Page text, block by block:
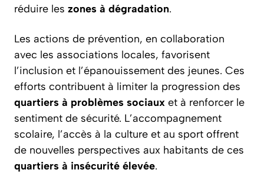
réduire les zones à dégradation.
Les actions de prévention, en collaboration
avec les associations locales, favorisent
l’inclusion et l’épanouissement des jeunes. Ces
efforts contribuent à limiter la progression des
quartiers à problèmes sociaux et à renforcer le
sentiment de sécurité. L’accompagnement
scolaire, l’accès à la culture et au sport offrent
de nouvelles perspectives aux habitants de ces
quartiers à insécurité élevée.